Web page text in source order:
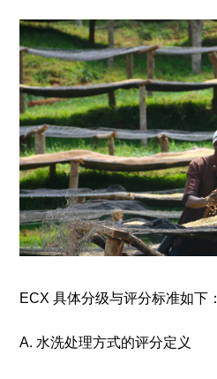
ECX 具体分级与评分标准如下：
A. 水洗处理方式的评分定义